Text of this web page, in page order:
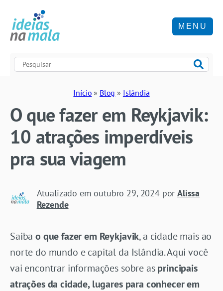
MENU
Início » Blog » Islândia
O que fazer em Reykjavik:
10 atrações imperdíveis
pra sua viagem
Atualizado em outubro 29, 2024porAlissa
Rezende
Saibao que fazer em Reykjavik, a cidade mais ao
norte do mundo e capital da Islândia. Aqui você
vai encontrar informações sobre asprincipais
atrações da cidade, lugares para conhecer em